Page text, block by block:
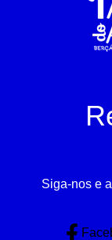
Siga-nos e